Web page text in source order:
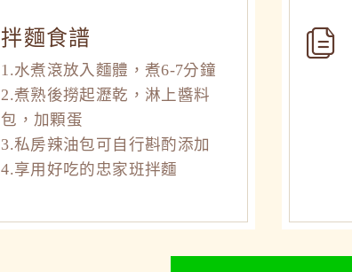
拌麵食譜
1.水煮滾放入麵體，煮6-7分鐘
2.煮熟後撈起瀝乾，淋上醬料
包，加顆蛋
3.私房辣油包可自行斟酌添加
4.享用好吃的忠家班拌麵